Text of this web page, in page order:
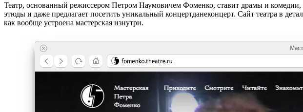
Театр, основанный режиссером Петром Наумовичем Фоменко, ставит драмы и
этюды и даже предлагает посетить уникальный концертданеконцерт. Сайт театра в
как вообще устроена мастерская изнутри.